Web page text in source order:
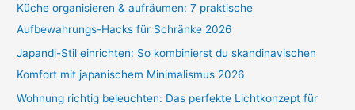
Küche organisieren & aufräumen: 7 praktische
Aufbewahrungs-Hacks für Schränke 2026
Japandi-Stil einrichten: So kombinierst du skandinavischen
Komfort mit japanischem Minimalismus 2026
Wohnung richtig beleuchten: Das perfekte Lichtkonzept für